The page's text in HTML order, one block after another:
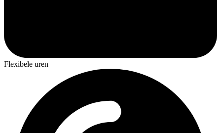
Flexibele uren